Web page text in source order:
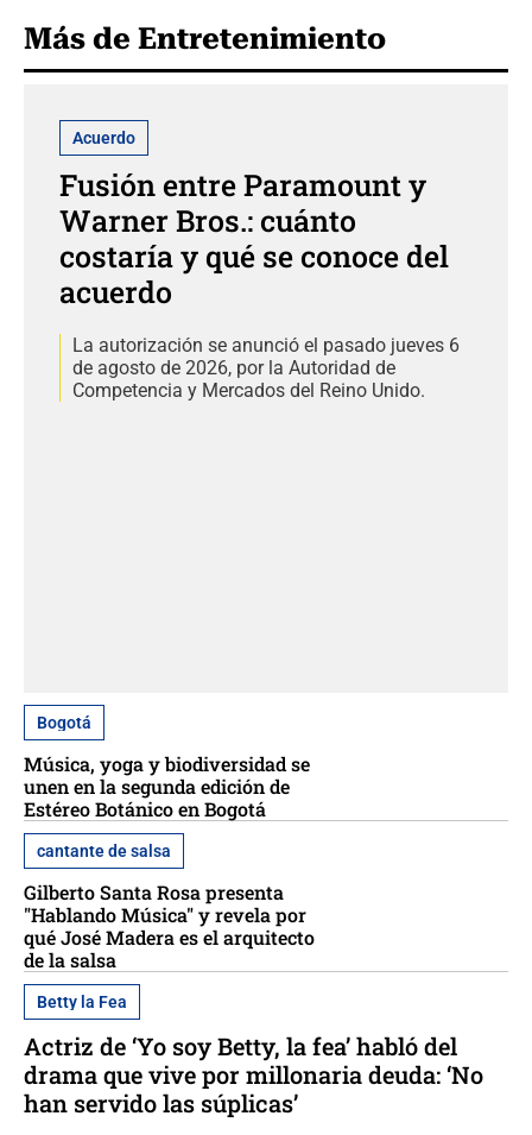
Más de Entretenimiento
Acuerdo
Fusión entre Paramount y
Warner Bros.: cuánto
costaría y qué se conoce del
acuerdo
La autorización se anunció el pasado jueves 6
de agosto de 2026, por la Autoridad de
Competencia y Mercados del Reino Unido.
Bogotá
Música, yoga y biodiversidad se
unen en la segunda edición de
Estéreo Botánico en Bogotá
cantante de salsa
Gilberto Santa Rosa presenta
"Hablando Música" y revela por
qué José Madera es el arquitecto
de la salsa
Betty la Fea
Actriz de ‘Yo soy Betty, la fea’ habló del
drama que vive por millonaria deuda: ‘No
han servido las súplicas’